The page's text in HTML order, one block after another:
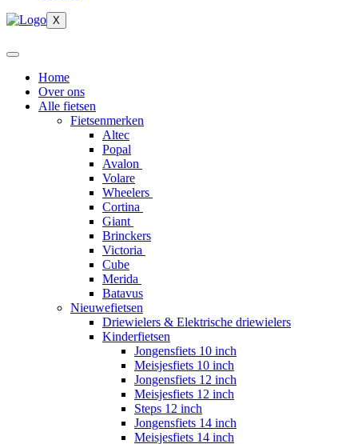
X
Home
Over ons
Alle fietsen
Fietsenmerken
Altec
Popal
Avalon
Volare
Wheelers
Cortina
Giant
Brinckers
Victoria
Cube
Merida
Batavus
Nieuwefietsen
Driewielers & Elektrische driewielers
Kinderfietsen
Jongensfiets 10 inch
Meisjesfiets 10 inch
Jongensfiets 12 inch
Meisjesfiets 12 inch
Steps 12 inch
Jongensfiets 14 inch
Meisjesfiets 14 inch